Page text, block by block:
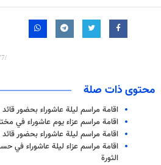
محتوى ذات صلة
اقامة مراسم ليلة عاشوراء بحضور قائد
اقامة مراسم عزاء يوم عاشوراء في
اقامة مراسم ليلة عاشوراء بحضور قائد
اقامة مراسم عزاء ليلة عاشوراء في
الثورة